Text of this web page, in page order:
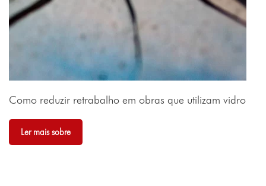
Como reduzir retrabalho em obras que utilizam vidro
Ler mais sobre